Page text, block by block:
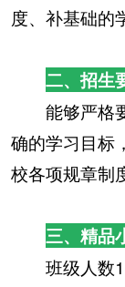
度、补基础的
二、招生
能够严格要
确的学习目标
校各项规章制
三、精品
班级人数